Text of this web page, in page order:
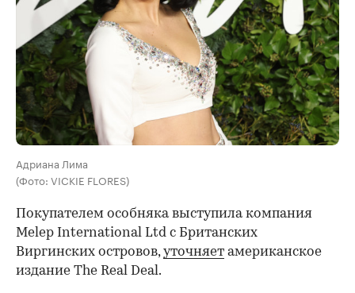
Адриана Лима
(Фото: VICKIE FLORES)
Покупателем особняка выступила компания
Melep International Ltd с Британских
Виргинских островов,уточняет американское
издание The Real Deal.